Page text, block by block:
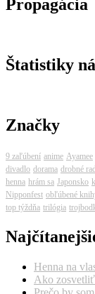
Propagácia
Štatistiky
Značky
9 zaľúbení anime Ayamee
divadlo dorama drobné
henna hrám sa Japonsko
Nipponfest obľúbené
top týždňa trilógia
Henna na
Ako